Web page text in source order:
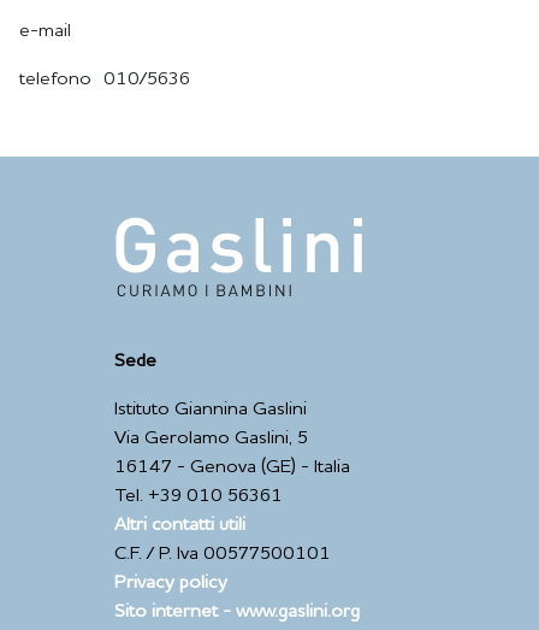
e-mail
telefono 010/5636
Sede
Istituto Giannina Gaslini
Via Gerolamo Gaslini, 5
16147 - Genova (GE) - Italia
Tel. +39 010 56361
Altri contatti utili
C.F. / P. Iva 00577500101
Privacy policy
Sito internet - www.gaslini.org